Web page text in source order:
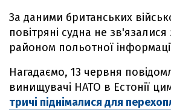
За даними британських
повітряні судна не зв'язалися
районом польотної
Нагадаємо, 13 червня
винищувачі НАТО в Естонії
тричі піднімалися для